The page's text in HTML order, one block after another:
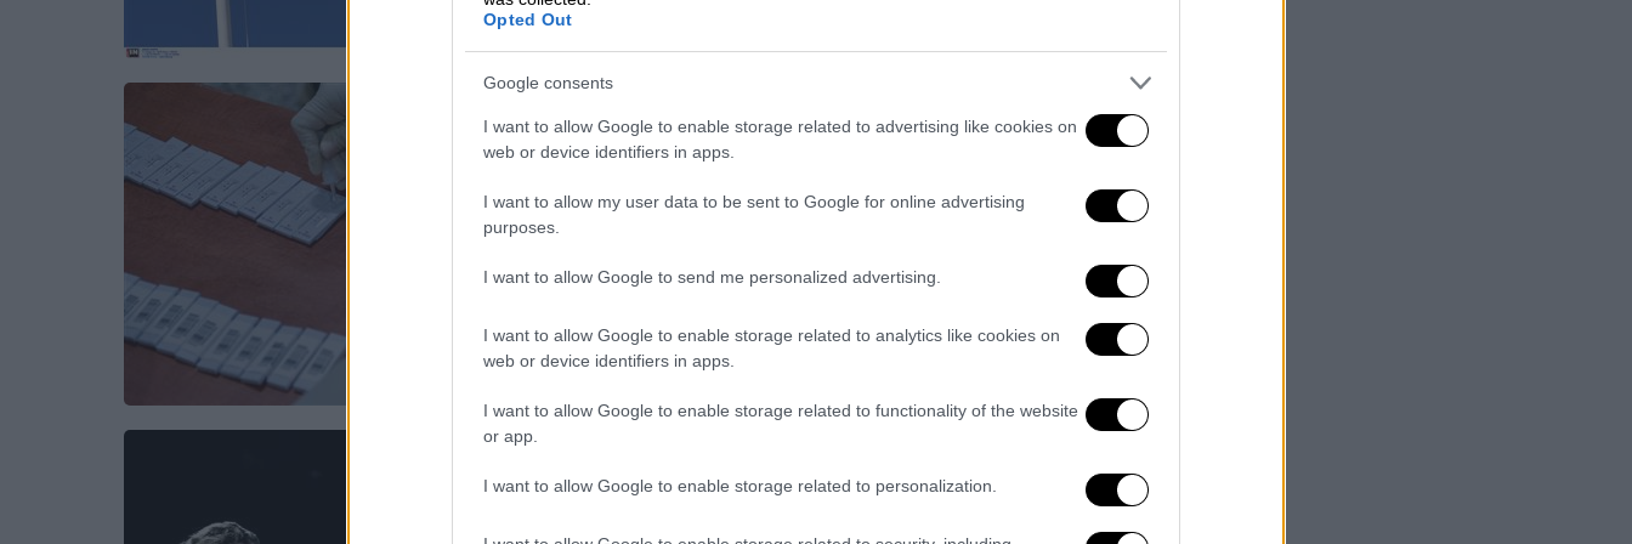
Opted Out
Google consents
I want to allow Google to enable storage related to advertising like cookies on
web or device identifiers in apps.
I want to allow my user data to be sent to Google for online advertising
purposes.
I want to allow Google to send me personalized advertising.
I want to allow Google to enable storage related to analytics like cookies on
web or device identifiers in apps.
I want to allow Google to enable storage related to functionality of the website
or app.
I want to allow Google to enable storage related to personalization.
Ελλάδα|03.09.2021 22:24
ΕΟΔΥ: Σε ποια σημεία θα γίνονται
Πού θα γίνονται δωρεάν rapid test
από τον ΕΟΔΥ το Σάββατο 4
Σεπτεμβρίου
Ελλάδα 03.09.2021 22:22